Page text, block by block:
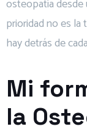
osteopatía desde
prioridad no es la
hay detrás de
Mi
la